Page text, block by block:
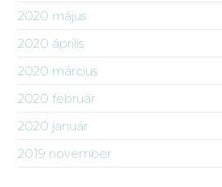
2020 május
2020 április
2020 március
2020 február
2020 január
2019 november